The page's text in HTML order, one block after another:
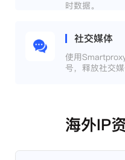
时数据。
社交媒体
使用
号，释放社交
海外IP